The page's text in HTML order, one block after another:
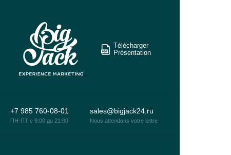
Télécharger
Présentation
+7 985 760-08-01
ПН-ПТ c 9:00 до 21:00
sales@bigjack24.ru
Nous attendons votre lettre